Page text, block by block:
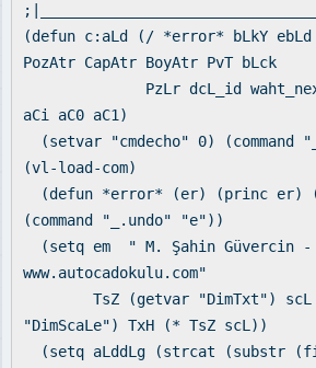
(defun c:aLd (/ *error* bLkY ebLd
PozAtr CapAtr BoyAtr PvT bLck
PzLr dcL_id waht_next n
aCi aC0 aC1)
(setvar "cmdecho" 0) (command
(vl-load-com)
(defun *error* (er) (princ er)
(command "_.undo" "e"))
(setq em " M. Şahin Güvercin -
www.autocadokulu.com"
TsZ (getvar "DimTxt") scL
"DimScaLe") TxH (* TsZ scL))
(setq aLddLg (strcat (substr